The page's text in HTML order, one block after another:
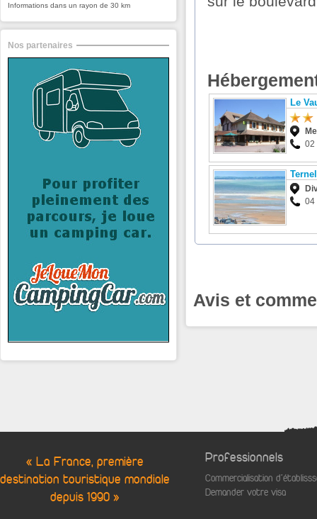
Le
02
04
Avis et
Informations dans un rayon de 30 km
Nos partenaires
« La France, première
destination touristique mondiale
depuis 1990 »
Professionnels
Commercialisation
Demander votre visa